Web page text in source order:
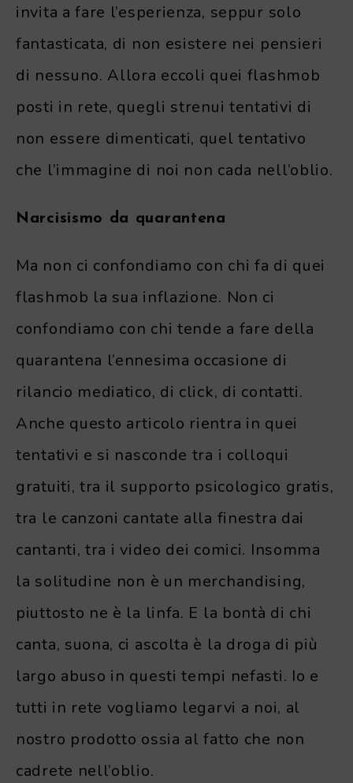
invita a fare l’esperienza, seppur solo
fantasticata, di non esistere nei pensieri
di nessuno. Allora eccoli quei flashmob
posti in rete, quegli strenui tentativi di
non essere dimenticati, quel tentativo
che l’immagine di noi non cada nell’oblio.
Narcisismo da quarantena
Ma non ci confondiamo con chi fa di quei
flashmob la sua inflazione. Non ci
confondiamo con chi tende a fare della
quarantena l’ennesima occasione di
rilancio mediatico, di click, di contatti.
Anche questo articolo rientra in quei
tentativi e si nasconde tra i colloqui
gratuiti, tra il supporto psicologico gratis,
tra le canzoni cantate alla finestra dai
cantanti, tra i video dei comici. Insomma
la solitudine non è un merchandising,
piuttosto ne è la linfa. E la bontà di chi
canta, suona, ci ascolta è la droga di più
largo abuso in questi tempi nefasti. Io e
tutti in rete vogliamo legarvi a noi, al
nostro prodotto ossia al fatto che non
cadrete nell’oblio.